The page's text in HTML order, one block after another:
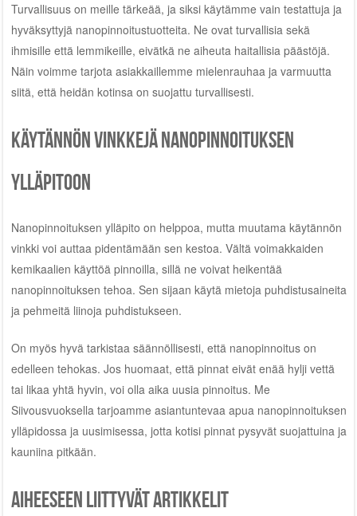
Turvallisuus on meille tärkeää, ja siksi käytämme vain testattuja ja
hyväksyttyjä nanopinnoitustuotteita. Ne ovat turvallisia sekä
ihmisille että lemmikeille, eivätkä ne aiheuta haitallisia päästöjä.
Näin voimme tarjota asiakkaillemme mielenrauhaa ja varmuutta
siitä, että heidän kotinsa on suojattu turvallisesti.
Käytännön vinkkejä nanopinnoituksen
ylläpitoon
Nanopinnoituksen ylläpito on helppoa, mutta muutama käytännön
vinkki voi auttaa pidentämään sen kestoa. Vältä voimakkaiden
kemikaalien käyttöä pinnoilla, sillä ne voivat heikentää
nanopinnoituksen tehoa. Sen sijaan käytä mietoja puhdistusaineita
ja pehmeitä liinoja puhdistukseen.
On myös hyvä tarkistaa säännöllisesti, että nanopinnoitus on
edelleen tehokas. Jos huomaat, että pinnat eivät enää hylji vettä
tai likaa yhtä hyvin, voi olla aika uusia pinnoitus. Me
Siivousvuoksella tarjoamme asiantuntevaa apua nanopinnoituksen
ylläpidossa ja uusimisessa, jotta kotisi pinnat pysyvät suojattuina ja
kauniina pitkään.
Aiheeseen liittyvät artikkelit